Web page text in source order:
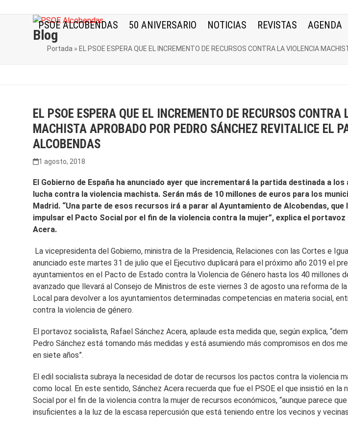
PSOE ALCOBENDAS 50 ANIVERSARIO NOTICIAS REVISTAS AGENDA
Blog
Portada » EL PSOE ESPERA QUE EL INCREMENTO DE RECURSOS CONTRA LA VIOLENCIA
EL PSOE ESPERA QUE EL INCREMENTO DE RECURSOS
MACHISTA APROBADO POR PEDRO SÁNCHEZ REVITALICE EL
ALCOBENDAS
1 agosto, 2018
El Gobierno de España ha anunciado ayer que incrementará la partida destinada a
lucha contra la violencia machista. Serán más de 10 millones de euros para los
Madrid. “Una parte de esos recursos irá a parar al Ayuntamiento de Alcobendas,
impulsar el Pacto Social por el fin de la violencia contra la mujer”, explica el
Acera.
La vicepresidenta del Gobierno, ministra de la Presidencia, Relaciones con las Cortes e
anunciado este martes 31 de julio que el Ejecutivo duplicará para el próximo año 2019 el
ayuntamientos en el Pacto de Estado contra la Violencia de Género hasta los 40 millones
avanzado que llevará al Consejo de Ministros de este viernes 3 de agosto una reforma de
Local para devolver a los ayuntamientos determinadas competencias en materia social,
contra la violencia de género.
El portavoz socialista, Rafael Sánchez Acera, aplaude esta medida que, según explica,
Pedro Sánchez está tomando más medidas y está asumiendo más compromisos en dos
en siete años”.
El edil socialista subraya la necesidad de dotar de recursos los pactos contra la violencia
como local. En este sentido, Sánchez Acera recuerda que fue el PSOE el que insistió en
Social por el fin de la violencia contra la mujer de recursos económicos, “aunque parece
insuficientes a la luz de la escasa repercusión que está teniendo entre los vecinos y